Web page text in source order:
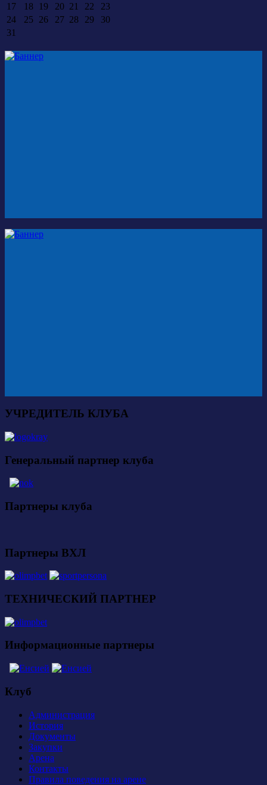
17 18 19 20 21 22
23
24
25 26 27 28 29
30
31
УЧРЕДИТЕЛЬ КЛУБА
Генеральный партнер клуба
Партнеры клуба
Партнеры ВХЛ
ТЕХНИЧЕСКИЙ ПАРТНЕР
Информационные партнеры
Клуб
Администрация
История
Документы
Закупки
Арена
Контакты
Правила поведения на арене